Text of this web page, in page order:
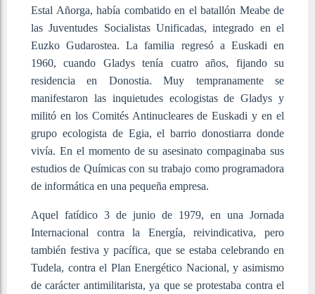
Estal Añorga, había combatido en el batallón Meabe de
las Juventudes Socialistas Unificadas, integrado en el
Euzko Gudarostea. La familia regresó a Euskadi en
1960, cuando Gladys tenía cuatro años, fijando su
residencia en Donostia. Muy tempranamente se
manifestaron las inquietudes ecologistas de Gladys y
militó en los Comités Antinucleares de Euskadi y en el
grupo ecologista de Egia, el barrio donostiarra donde
vivía. En el momento de su asesinato compaginaba sus
estudios de Químicas con su trabajo como programadora
de informática en una pequeña empresa.
Aquel fatídico 3 de junio de 1979, en una Jornada
Internacional contra la Energía, reivindicativa, pero
también festiva y pacífica, que se estaba celebrando en
Tudela, contra el Plan Energético Nacional, y asimismo
de carácter antimilitarista, ya que se protestaba contra el